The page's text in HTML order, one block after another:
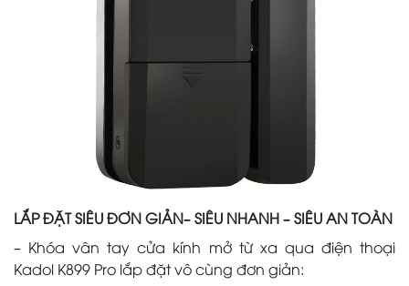
LẮP ĐẶT SIÊU ĐƠN GIẢN– SIÊU NHANH – SIÊU AN TOÀN
– Khóa vân tay cửa kính mở từ xa qua điện thoại
Kadol K899 Pro lắp đặt vô cùng đơn giản: